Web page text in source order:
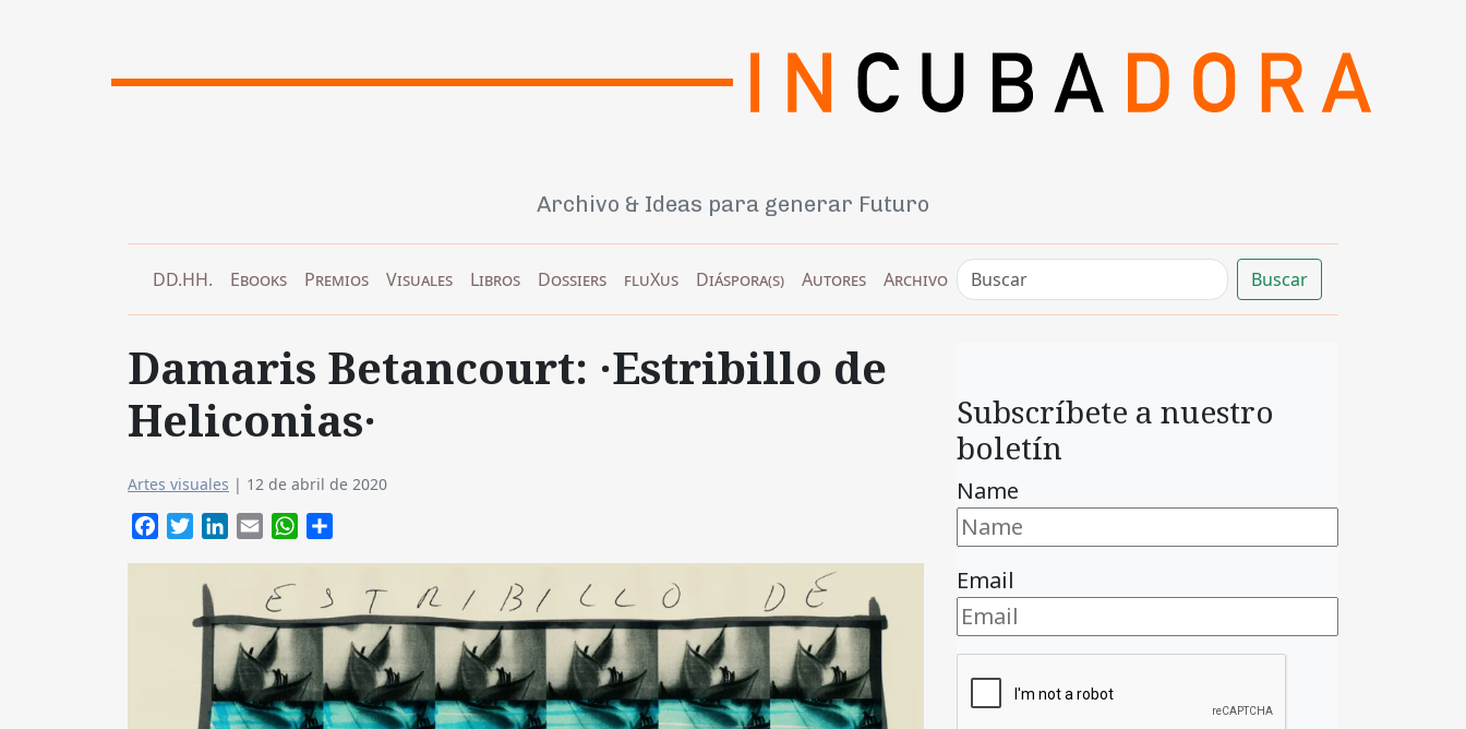
Archivo & Ideas para generar Futuro
DD.HH. Ebooks Premios Visuales Libros Dossiers fluXus Diáspora(s) Autores Archivo Buscar
Damaris Betancourt: ·Estribillo de
Heliconias·
Artes visuales | 12 de abril de 2020
FacebookTwitterLinkedIn
Email WhatsApp
Subscríbete a nuestro
boletín
Name
Email